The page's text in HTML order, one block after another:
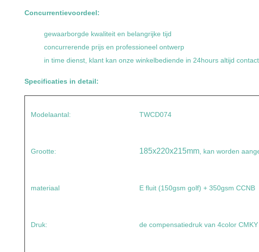
Concurrentievoordeel:
gewaarborgde kwaliteit en belangrijke tijd
concurrerende prijs en professioneel ontwerp
in time dienst, klant kan onze winkelbediende in 24hours altijd
Specificaties in detail:
Modelaantal: TWCD074
Grootte: 185x220x215mm , kan worden
materiaal E fluit (150gsm golf) + 350gsm CCNB
Druk: de compensatiedruk van 4color CMKY